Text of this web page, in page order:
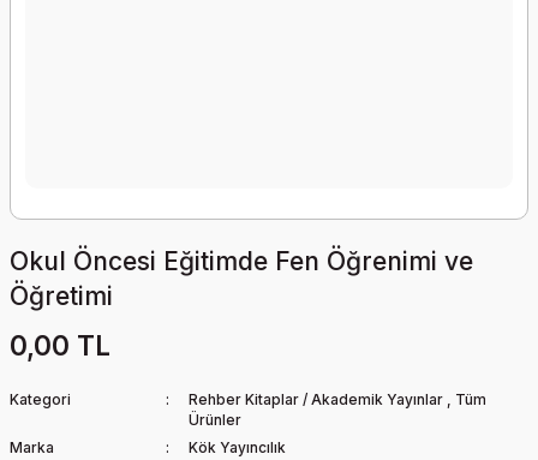
Okul Öncesi Eğitimde Fen Öğrenimi ve
Öğretimi
0,00 TL
Kategori Rehber Kitaplar / Akademik Yayınlar , Tüm
Ürünler
Marka
Kök Yayıncılık